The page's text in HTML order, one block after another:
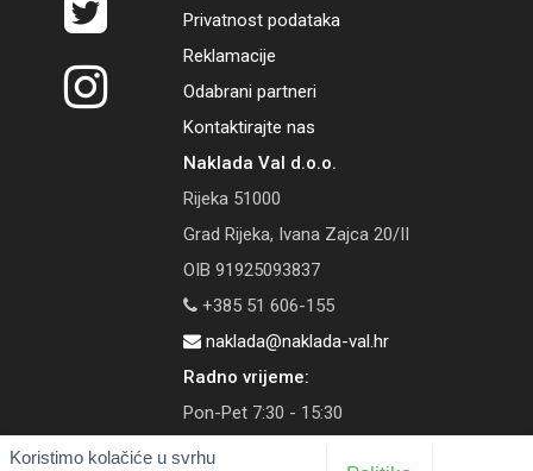
Koristimo kolačiće u svrhu
Privatnost podataka
Reklamacije
Odabrani partneri
Kontaktirajte nas
Naklada Val d.o.o.
Rijeka 51000
Grad Rijeka, Ivana Zajca 20/II
OIB 91925093837
+385 51 606-155
naklada@naklada-val.hr
Radno vrijeme:
Pon-Pet 7:30 - 15:30